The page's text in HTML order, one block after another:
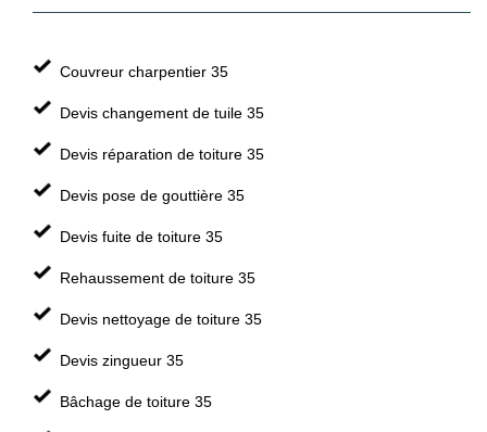
Couvreur charpentier 35
Devis changement de tuile 35
Devis réparation de toiture 35
Devis pose de gouttière 35
Devis fuite de toiture 35
Rehaussement de toiture 35
Devis nettoyage de toiture 35
Devis zingueur 35
Bâchage de toiture 35